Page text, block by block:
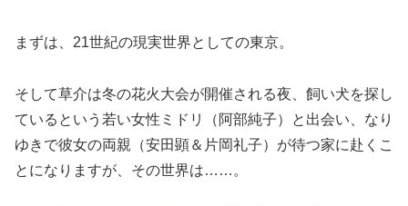
まずは、21世紀の現実世界としての東京。
そして草介は冬の花火大会が開催される夜、飼い犬を探し
ているという若い女性ミドリ（阿部純子）と出会い、なり
ゆきで彼女の両親（安田顕＆片岡礼子）が待つ家に赴くこ
とになりますが、その世界は……。